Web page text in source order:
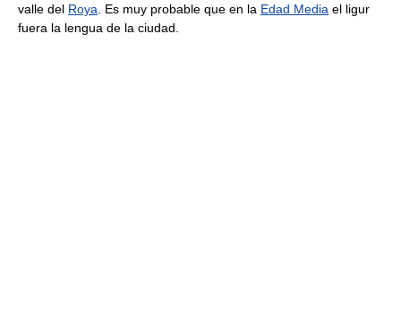
valle del Roya . Es muy probable que en la Edad Media el ligur
fuera la lengua de la ciudad.